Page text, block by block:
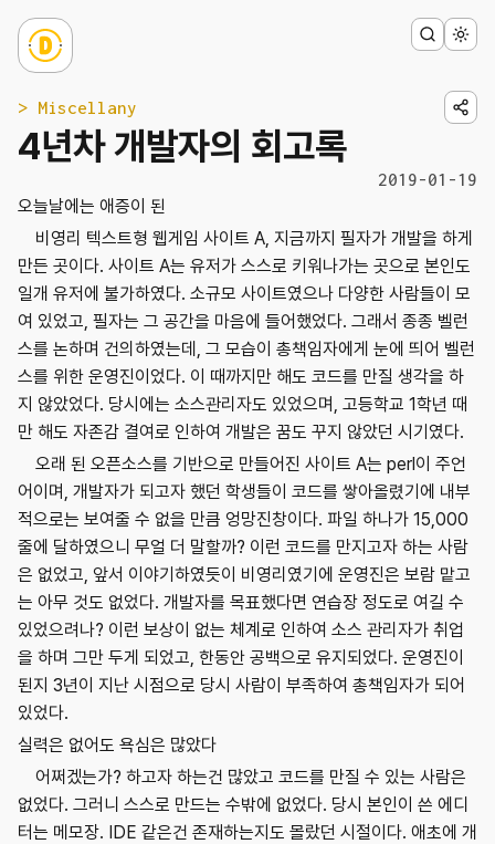
> Miscellany
4년차 개발자의 회고록
2019-01-19
오늘날에는 애증이 된
비영리 텍스트형 웹게임 사이트 A, 지금까지 필자가 개발을 하게
만든 곳이다. 사이트 A는 유저가 스스로 키워나가는 곳으로 본인도
일개 유저에 불가하였다. 소규모 사이트였으나 다양한 사람들이 모
여 있었고, 필자는 그 공간을 마음에 들어했었다. 그래서 종종 벨런
스를 논하며 건의하였는데, 그 모습이 총책임자에게 눈에 띄어 벨런
스를 위한 운영진이었다. 이 때까지만 해도 코드를 만질 생각을 하
지 않았었다. 당시에는 소스관리자도 있었으며, 고등학교 1학년 때
만 해도 자존감 결여로 인하여 개발은 꿈도 꾸지 않았던 시기였다.
오래 된 오픈소스를 기반으로 만들어진 사이트 A는 perl이 주언
어이며, 개발자가 되고자 했던 학생들이 코드를 쌓아올렸기에 내부
적으로는 보여줄 수 없을 만큼 엉망진창이다. 파일 하나가 15,000
줄에 달하였으니 무얼 더 말할까? 이런 코드를 만지고자 하는 사람
은 없었고, 앞서 이야기하였듯이 비영리였기에 운영진은 보람 맡고
는 아무 것도 없었다. 개발자를 목표했다면 연습장 정도로 여길 수
있었으려나? 이런 보상이 없는 체계로 인하여 소스 관리자가 취업
을 하며 그만 두게 되었고, 한동안 공백으로 유지되었다. 운영진이
된지 3년이 지난 시점으로 당시 사람이 부족하여 총책임자가 되어
있었다.
실력은 없어도 욕심은 많았다
어쩌겠는가? 하고자 하는건 많았고 코드를 만질 수 있는 사람은
없었다. 그러니 스스로 만드는 수밖에 없었다. 당시 본인이 쓴 에디
터는 메모장. IDE 같은건 존재하는지도 몰랐던 시절이다. 애초에 개